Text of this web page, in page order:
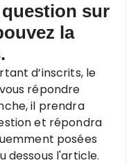
sur
la
d’inscrits, le
répondre
il prendra
et répondra
posées
dessous l'article.